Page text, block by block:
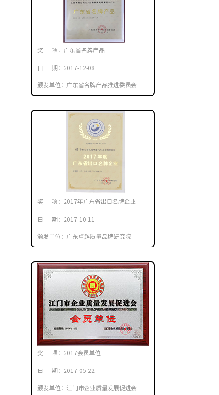
奖 项：广东省名牌产品
日 期：2017-12-08
颁发单位：广东省名牌产品推进委员会
奖 项：2017年广东省出口名牌企业
日 期：2017-10-11
颁发单位：广东卓越质量品牌研究院
奖 项：2017会员单位
日 期：2017-05-22
颁发单位：江门市企业质量发展促进会